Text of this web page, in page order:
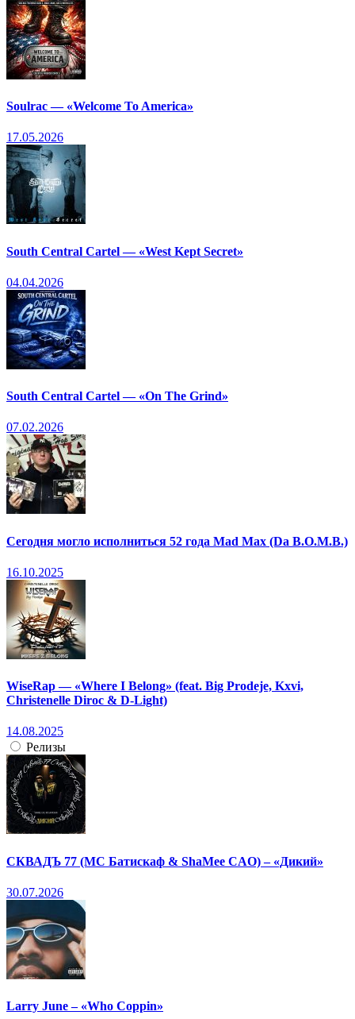
Soulrac — «Welcome To America»
17.05.2026
South Central Cartel — «West Kept Secret»
04.04.2026
South Central Cartel — «On The Grind»
07.02.2026
Сегодня могло исполниться 52 года Mad Max (Da B.O.M.B.)
16.10.2025
WiseRap — «Where I Belong» (feat. Big Prodeje, Kxvi,
Christenelle Diroc & D-Light)
14.08.2025
Релизы
СКВАДЪ 77 (МС Батискаф & ShaMee CAO) – «Дикий»
30.07.2026
Larry June – «Who Coppin»